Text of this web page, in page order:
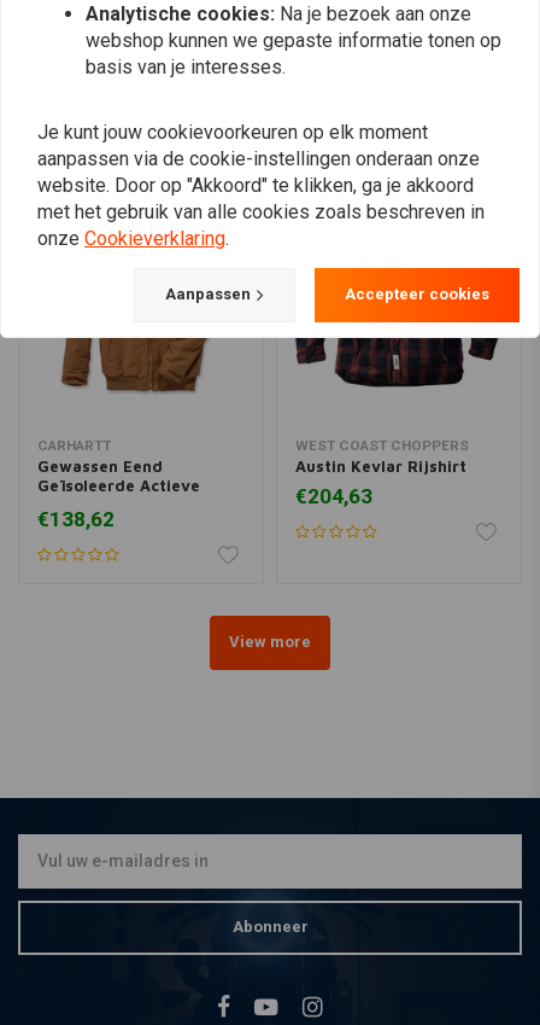
Aan de binnenkant van de mouw gebreide stormmanchetten om
wind tegen te houden
Drievoudig gestikte naden voor duurzaamheid
Carhartt label genaaid op de zak voor authenticiteit
Plaats ook een review
Vergelijkbare producten
CARHARTT
Gewassen Eend
Geïsoleerde Actieve
€138,62
WEST COAST CHOPPERS
Austin Kevlar Rijshirt
€204,63
View more
Abonneer
Analytische cookies: Na je bezoek aan onze
webshop kunnen we gepaste informatie tonen op
basis van je interesses.
Je kunt jouw cookievoorkeuren op elk moment
aanpassen via de cookie-instellingen onderaan onze
website. Door op "Akkoord" te klikken, ga je akkoord
met het gebruik van alle cookies zoals beschreven in
onze Cookieverklaring.
Aanpassen Accepteer cookies